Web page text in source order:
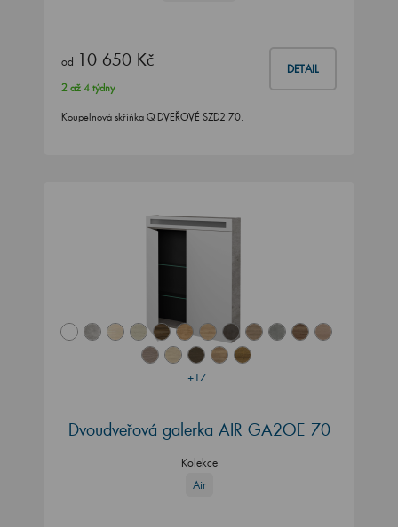
od 10 650 Kč DETAIL
2 až 4 týdny
Koupelnová skříňka Q DVEŘOVÉ SZD2 70.
+17
Dvoudveřová galerka AIR GA2OE 70
Kolekce
Air